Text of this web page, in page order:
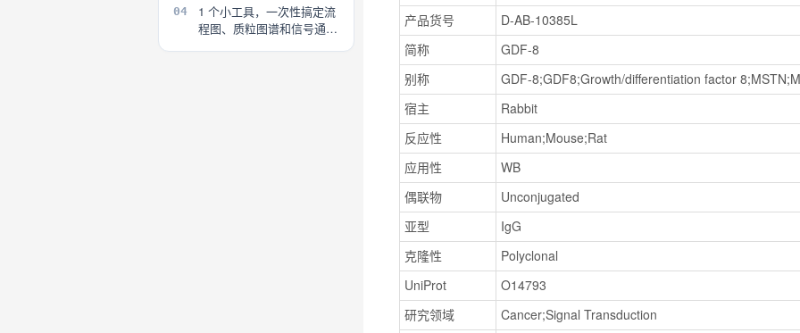
04
1 个小工具，一次性搞定流
程图、质粒图谱和信号通路
产品货号
D-AB-10385L
简称
GDF-8
别称
GDF-8;GDF8;Growth/differentiation factor
宿主
Rabbit
反应性
Human;Mouse;Rat
应用性
WB
偶联物
Unconjugated
亚型
IgG
克隆性
Polyclonal
UniProt
O14793
研究领域
Cancer;Signal Transduction